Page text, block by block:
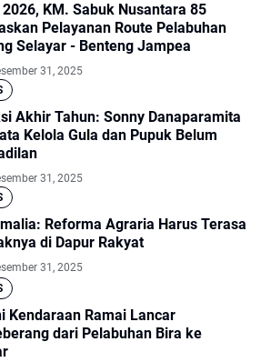
KM. Sabuk Nusantara 85
Pelayanan Route Pelabuhan
Selayar - Benteng Jampea
31, 2025
Akhir Tahun: Sonny Danaparamita
Kelola Gula dan Pupuk Belum
31, 2025
Reforma Agraria Harus Terasa
di Dapur Rakyat
31, 2025
Kendaraan Ramai Lancar
dari Pelabuhan Bira ke